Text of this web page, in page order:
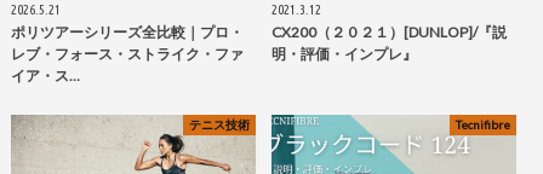
2026.5.21
ポリツアーシリーズ全比較｜プロ・
レブ・フォース・ストライク・ファ
イア・ス…
2021.3.12
CX200（２０２１）[DUNLOP]/『説
明・評価・インプレ』
テニス技術 Tecnifibre